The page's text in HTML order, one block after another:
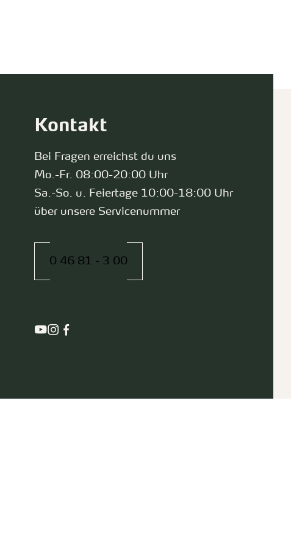
Kontakt
Bei Fragen erreichst du uns
Mo.-Fr. 08:00-20:00 Uhr
Sa.-So. u. Feiertage 10:00-18:00 Uhr
über unsere Servicenummer
0 46 81 - 3 00